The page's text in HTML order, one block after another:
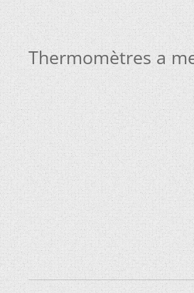
Thermomètres a